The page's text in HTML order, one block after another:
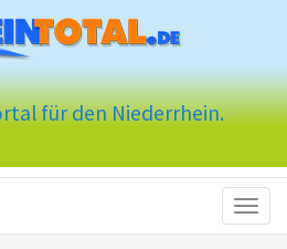
für den Niederrhein.